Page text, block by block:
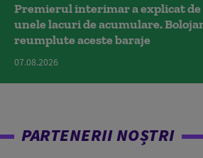
Premierul interimar a explicat de
unele lacuri de acumulare.
reumplute aceste baraje
07.08.2026
PARTENERII NOȘTRI